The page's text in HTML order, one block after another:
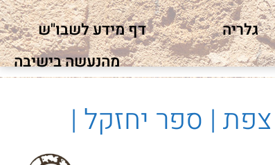
גלריה
דף מידע לשבו"ש
מהנעשה בישיבה
| ספר יחזקל |